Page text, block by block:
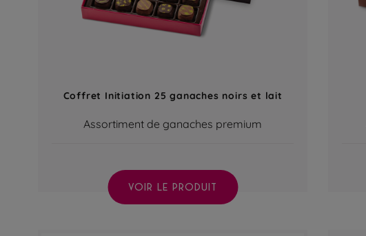
Coffret Initiation 25 ganaches noirs et lait
Assortiment de ganaches premium
VOIR LE PRODUIT